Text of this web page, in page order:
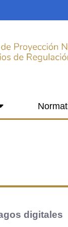
digitales